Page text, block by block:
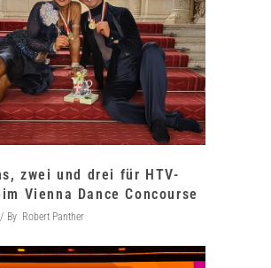
zwei und drei für HTV-
Vienna Dance Concourse
By Robert Panther